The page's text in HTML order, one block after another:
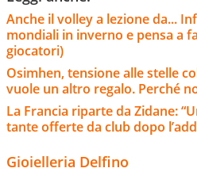
Anche il volley a lezione da...
mondiali in inverno e pensa a
giocatori)
Osimhen, tensione alle stelle
vuole un altro regalo. Perché
La Francia riparte da Zidane:
tante offerte da club dopo
Gioielleria Delfino